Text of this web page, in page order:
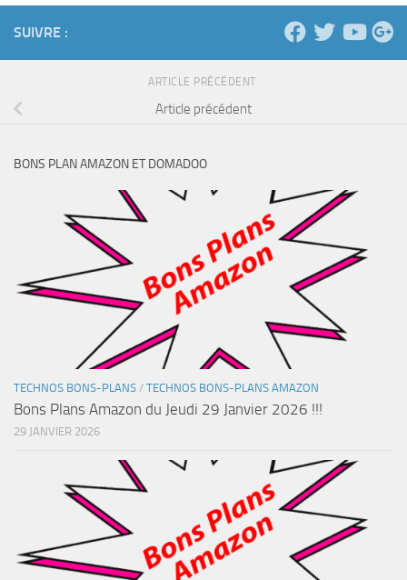
SUIVRE :
ARTICLE PRÉCÉDENT
Article précédent
BONS PLAN AMAZON ET DOMADOO
TECHNOS BONS-PLANS / TECHNOS BONS-PLANS AMAZON
Bons Plans Amazon du Jeudi 29 Janvier 2026 !!!
29 JANVIER 2026